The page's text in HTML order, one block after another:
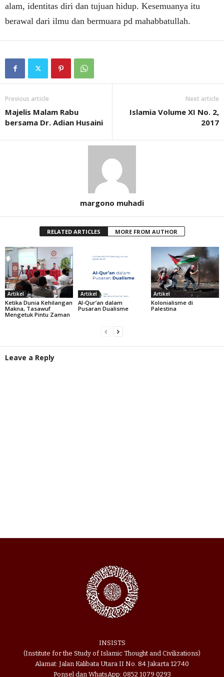
alam, identitas diri dan tujuan hidup. Kesemuanya itu
berawal dari ilmu dan bermuara pd mahabbatullah.
Previous article
Majelis Malam Rabu
bersama Dr. Adian Husaini
Next article
Islamia Volume XI No. 2,
2017
margono muhadi
RELATED ARTICLES MORE FROM AUTHOR
Artikel
Ketika Dunia Kehilangan
Makna, Tasawuf
Mengetuk Pintu Zaman
Artikel
Al-Qur’an dalam
Pusaran Dualisme
Artikel
Kolonialisme di
Palestina
Leave a Reply
INSISTS
(Institute for the Study of Islamic Thought and Civilizations)
Alamat: Jalan Kalibata Utara II No. 84 Jakarta 12740
Ponsel dan WhatsApp: 0852 1079 0293